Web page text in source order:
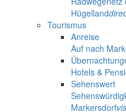
Hügelland
Tourismus
Anreise
Auf nach
Hotels &
Sehenswert
Markersdorf